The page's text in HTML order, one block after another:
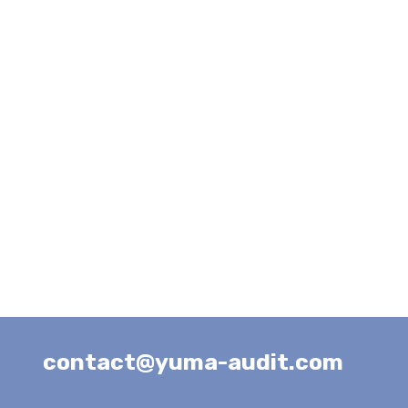
contact@yuma-audit.com